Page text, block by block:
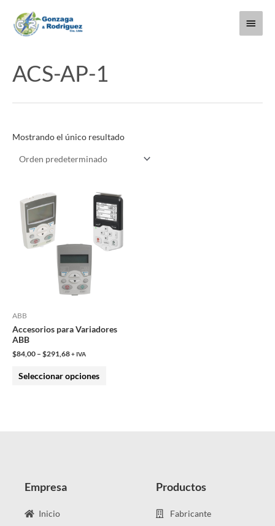
contenido
Menú
ACS-AP-1
Mostrando el único resultado
ABB
Accesorios para Variadores
ABB
$84,00 – $291,68+ IVA
Seleccionar opciones
Este
producto
tiene
múltiples
variantes.
elegir
Empresa
Inicio
Productos
Fabricante